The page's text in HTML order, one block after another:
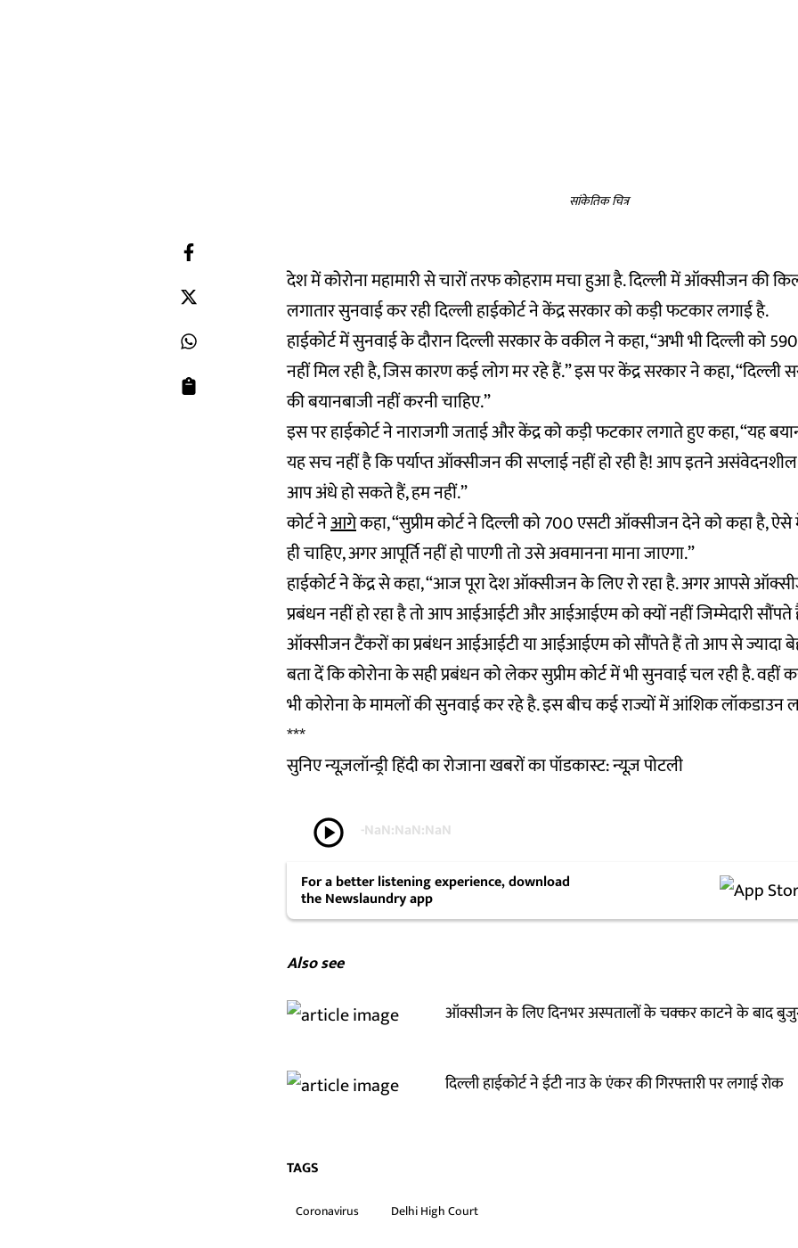
सांकेतिक चित्र
देश में कोरोना महामारी से चारों तरफ कोहराम मचा हुआ है. दिल्ली में ऑक्सीजन की
लगातार सुनवाई कर रही दिल्ली हाईकोर्ट ने केंद्र सरकार को कड़ी फटकार लगाई है.
हाईकोर्ट में सुनवाई के दौरान दिल्ली सरकार के वकील ने कहा, “अभी भी दिल्ली को
नहीं मिल रही है, जिस कारण कई लोग मर रहे हैं.” इस पर केंद्र सरकार ने कहा, “दिल्ली
की बयानबाजी नहीं करनी चाहिए.”
इस पर हाईकोर्ट ने नाराजगी जताई और केंद्र को कड़ी फटकार लगाते हुए कहा, “यह
यह सच नहीं है कि पर्याप्त ऑक्सीजन की सप्लाई नहीं हो रही है! आप इतने
आप अंधे हो सकते हैं, हम नहीं.”
कोर्ट नेआगेकहा, “सुप्रीम कोर्ट ने दिल्ली को 700 एसटी ऑक्सीजन देने को कहा है,
ही चाहिए, अगर आपूर्ति नहीं हो पाएगी तो उसे अवमानना माना जाएगा.”
हाईकोर्ट ने केंद्र से कहा, “आज पूरा देश ऑक्सीजन के लिए रो रहा है. अगर आपसे
प्रबंधन नहीं हो रहा है तो आप आईआईटी और आईआईएम को क्यों नहीं जिम्मेदारी
ऑक्सीजन टैंकरों का प्रबंधन आईआईटी या आईआईएम को सौंपते हैं तो आप से ज्यादा
बता दें कि कोरोना के सही प्रबंधन को लेकर सुप्रीम कोर्ट में भी सुनवाई चल रही है. वहीं
भी कोरोना के मामलों की सुनवाई कर रहे है. इस बीच कई राज्यों में आंशिक लॉकडाउन
***
सुनिए न्यूज़लॉन्ड्री हिंदी का रोजाना खबरों का पॉडकास्ट: न्यूज़ पोटली
play_circle -NaN:NaN:NaN
For a better listening experience, download
the Newslaundry app
Also see
ऑक्सीजन के लिए दिनभर अस्पतालों के चक्कर काटने के बाद
दिल्ली हाईकोर्ट ने ईटी नाउ के एंकर की गिरफ्तारी पर लगाई रोक
TAGS
Coronavirus Delhi High Court